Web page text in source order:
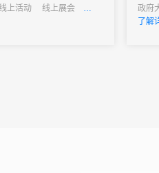
上活动
线上展会
点的
信息
政府
公关
了解